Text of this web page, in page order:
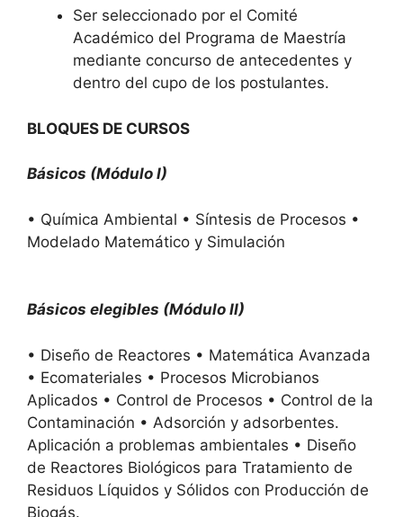
Ser seleccionado por el Comité
Académico del Programa de Maestría
mediante concurso de antecedentes y
dentro del cupo de los postulantes.
BLOQUES DE CURSOS
Básicos (Módulo I)
• Química Ambiental • Síntesis de Procesos •
Modelado Matemático y Simulación
Básicos elegibles (Módulo II)
• Diseño de Reactores • Matemática Avanzada
• Ecomateriales • Procesos Microbianos
Aplicados • Control de Procesos • Control de la
Contaminación • Adsorción y adsorbentes.
Aplicación a problemas ambientales • Diseño
de Reactores Biológicos para Tratamiento de
Residuos Líquidos y Sólidos con Producción de
Biogás.